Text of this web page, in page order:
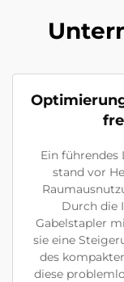
Ein
stand vor
Durch die
Gabelstapler
sie eine
des
diese